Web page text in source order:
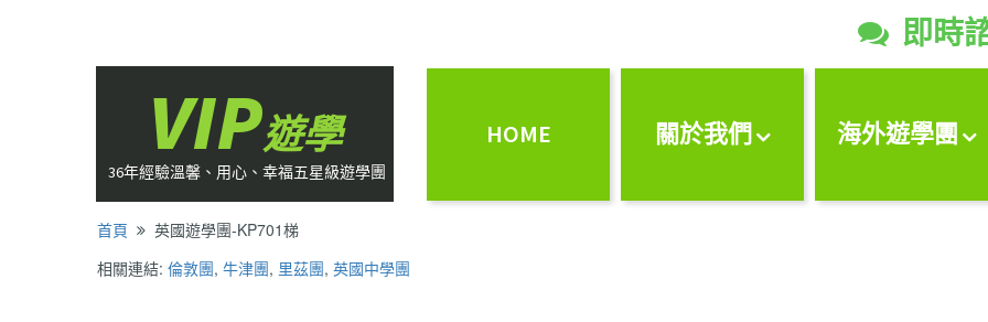
 即時
VIP遊學
36年經驗溫馨、用心、幸福五星級遊學團
HOME 關於我們 海外遊學團
首頁  英國遊學團-KP701梯
相關連結: 倫敦團, 牛津團, 里茲團, 英國中學團